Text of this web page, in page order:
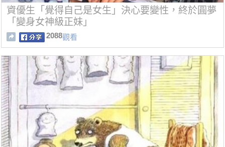
資優生「覺得自己是女生」決心要變性，終於圓夢
「變身女神級正妹」
2088觀看